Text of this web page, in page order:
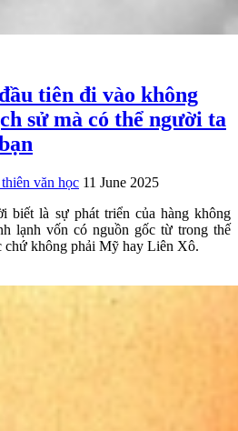
tiên đi vào không
sử mà có thể người ta
văn học 11 June 2025
biết là sự phát triển của hàng không
lạnh vốn có nguồn gốc từ trong thế
không phải Mỹ hay Liên Xô.